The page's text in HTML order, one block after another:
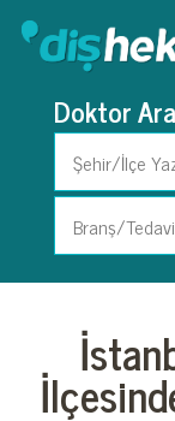
Doktor Ara